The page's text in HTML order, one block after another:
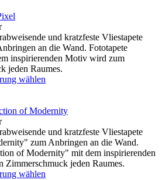
und kratzfeste Vliestapete
an die Wand. Fototapete
inspirierenden Motiv wird zum
jeden Raumes.
wählen
of Modernity
und kratzfeste Vliestapete
zum Anbringen an die Wand.
of Modernity" mit dem inspirierenden
jeden Raumes.
wählen